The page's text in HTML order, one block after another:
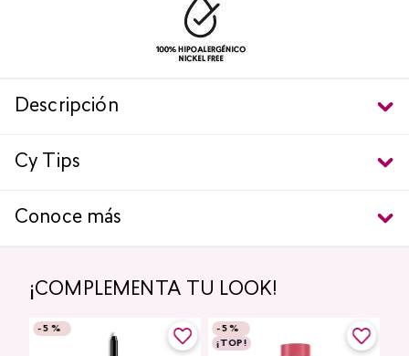
Descripción
Cy Tips
Conoce más
¡COMPLEMENTA TU LOOK!
-5 % -5 %
¡TOP!